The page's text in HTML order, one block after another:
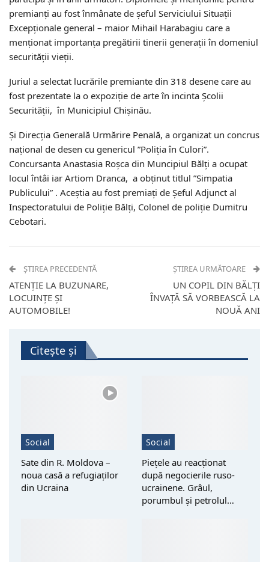
premianți au fost înmânate de șeful Serviciului Situații
Excepționale general – maior Mihail Harabagiu care a
menționat importanța pregătirii tinerii generații în domeniul
securității vieții.
Juriul a selectat lucrările premiante din 318 desene care au
fost prezentate la o expoziție de arte în incinta Școlii
Securității, în Municipiul Chișinău.
Și Direcția Generală Urmărire Penală, a organizat un concrus
național de desen cu genericul ”Poliția în Culori”.
Concursanta Anastasia Roșca din Muncipiul Bălți a ocupat
locul întâi iar Artiom Dranсa, a obținut titlul ”Simpatia
Publicului” . Aceștia au fost premiați de Șeful Adjunct al
Inspectoratului de Poliție Bălți, Colonel de poliție Dumitru
Cebotari.
ȘTIREA PRECEDENTĂ
ATENȚIE LA BUZUNARE,
LOCUINȚE ȘI
AUTOMOBILE!
ȘTIREA URMĂTOARE
UN COPIL DIN BĂLȚI
ÎNVAȚĂ SĂ VORBEASCĂ LA
NOUĂ ANI
Citește și
Social
Sate din R. Moldova –
noua casă a refugiaților
din Ucraina
Social
Piețele au reacționat
după negocierile ruso-
ucrainene. Grâul,
porumbul și petrolul…